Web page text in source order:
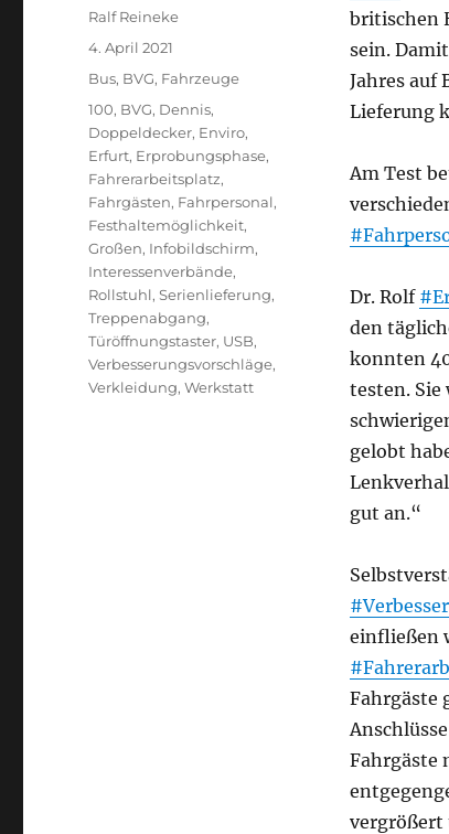
britischen
sein.
Jahres auf
Lieferung
Am Test
Dr. Rolf
den
konnten
testen. Sie
gelobt
gut an.“
einfließen
Fahrgäste
Fahrgäste
vergrößert
Autor
Ralf Reineke
Veröffentlicht
4. April 2021
Kategorien
Bus, BVG, Fahrzeuge
Schlagwörter
100, BVG, Dennis,
Doppeldecker, Enviro,
Erfurt, Erprobungsphase,
Fahrerarbeitsplatz,
Fahrgästen, Fahrpersonal,
Festhaltemöglichkeit,
Großen, Infobildschirm,
Interessenverbände,
Rollstuhl,Serienlieferung,
Treppenabgang,
Türöffnungstaster, USB,
Verbesserungsvorschläge,
Verkleidung,Werkstatt